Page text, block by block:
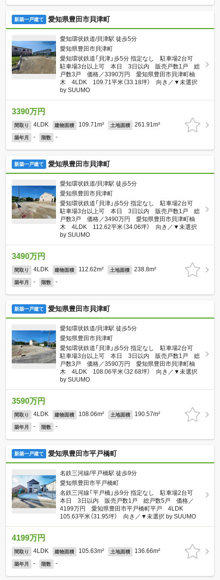
新築一戸建て 愛知県豊田市貝津町
愛知環状鉄道/貝津駅 徒歩5分
愛知県豊田市貝津町
愛知環状鉄道「貝津」歩5分 指定なし 駐車場2台可
駐車場3台以上可 本日 3日以内 販売戸数1戸 総
戸数3戸 価格／3390万円 愛知県豊田市貝津町柚
木 4LDK 109.71平米（33.18坪） 向き／▼未選択
by SUUMO
3390万円
間取り 4LDK 建物面積 109.71m² 土地面積 261.91m²
築年月 - 階数 -
新築一戸建て 愛知県豊田市貝津町
愛知環状鉄道/貝津駅 徒歩5分
愛知県豊田市貝津町
愛知環状鉄道「貝津」歩5分 指定なし 駐車場2台可
駐車場3台以上可 本日 3日以内 販売戸数1戸 総
戸数3戸 価格／3490万円 愛知県豊田市貝津町柚
木 4LDK 112.62平米（34.06坪） 向き／▼未選択
by SUUMO
3490万円
間取り 4LDK 建物面積 112.62m² 土地面積 238.8m²
築年月 - 階数 -
新築一戸建て 愛知県豊田市貝津町
愛知環状鉄道/貝津駅 徒歩5分
愛知県豊田市貝津町
愛知環状鉄道「貝津」歩5分 指定なし 駐車場2台可
駐車場3台以上可 本日 3日以内 販売戸数1戸 総
戸数3戸 価格／3590万円 愛知県豊田市貝津町柚
木 4LDK 108.06平米（32.68坪） 向き／▼未選択
by SUUMO
3590万円
間取り 4LDK 建物面積 108.06m² 土地面積 190.57m²
築年月 - 階数 -
新築一戸建て 愛知県豊田市平戸橋町
名鉄三河線/平戸橋駅 徒歩9分
愛知県豊田市平戸橋町
名鉄三河線「平戸橋」歩9分 指定なし 駐車場2台可
本日 3日以内 販売戸数1戸 総戸数5戸 価格／
4199万円 愛知県豊田市平戸橋町平戸 4LDK
105.63平米（31.95坪） 向き／▼未選択 by SUUMO
4199万円
間取り 4LDK 建物面積 105.63m² 土地面積 136.66m²
築年月 - 階数 -